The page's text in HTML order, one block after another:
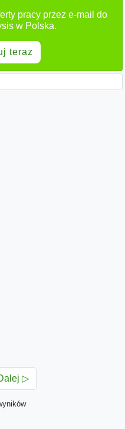
pracy przez e-mail do
w Polska.
teraz
▷